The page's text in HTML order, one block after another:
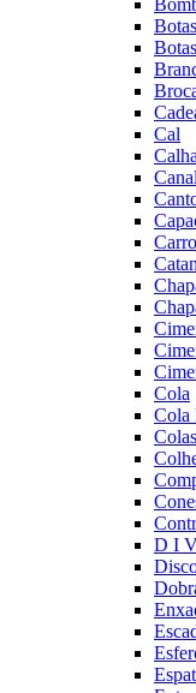
Botas
Cal
Cola
Cola
D I